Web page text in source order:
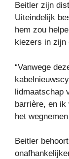
Beitler zijn
Uiteindelijk
hem zou
kiezers in zijn
“Vanwege
lidmaatschap
barrière, en ik
het
Beitler